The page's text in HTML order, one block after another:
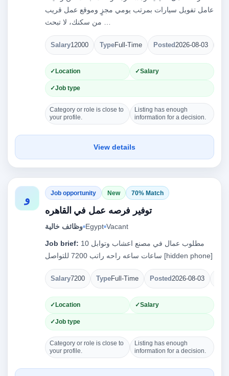
عامل تفويل سيارات بمرتب يومي مجزٍ وموقع عمل قريب
Salary12000 TypeFull-Time Posted2026-08-03
Location Salary
Job type
Category or role is close to
your profile.
Listing has enough
information for a decision.
View details
و Job opportunity New 70% Match
توفير فرصه عمل في القاهره
وظائف خالية Egypt Vacant
Job brief:
ساعات ساعه راحه راتب 7200 للتواصل [hidden phone]
Salary7200 TypeFull-Time Posted2026-08-03
Location Salary
Job type
Category or role is close to
your profile.
Listing has enough
information for a decision.